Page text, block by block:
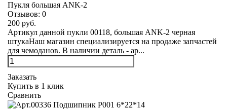
Пукля большая ANK-2
Отзывов: 0
200 руб.
Артикул данной пукли 00118, большая ANK-2 черная
штукаНаш магазин специализируется на продаже запчастей
для чемоданов. В наличии деталь - ар...
Заказать
Купить в 1 клик
Сравнить